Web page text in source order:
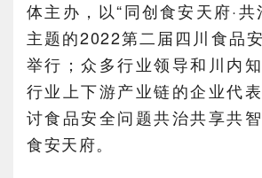
体主办，以“同创食安天府·共
主题的2022第二届四川食品
举行；众多行业领导和川内
行业上下游产业链的企业代
讨食品安全问题共治共享共
食安天府。